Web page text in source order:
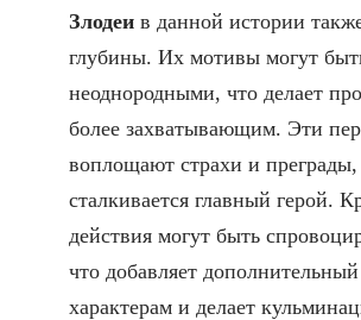
Злодеи в данной истории
глубины. Их мотивы могут
неоднородными, что делает
более захватывающим. Эти
воплощают страхи и
сталкивается главный герой.
действия могут быть
что добавляет
характерам и делает